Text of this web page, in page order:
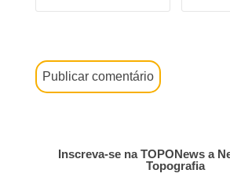
Inscreva-se na TOPONews a
Topografia